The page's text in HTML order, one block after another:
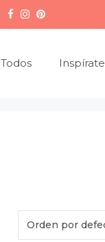
Todos Inspírate